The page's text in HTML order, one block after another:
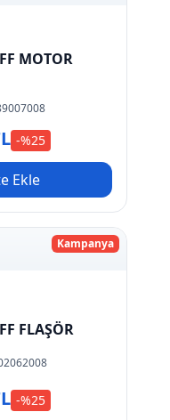
MOTOR
-%25
Ekle
Kampanya
FLAŞÖR
-%25